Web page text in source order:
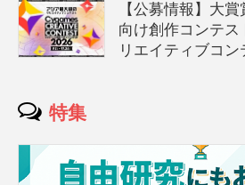
【公募情報】大
向け創作コンテス
リエイティブコ
特集